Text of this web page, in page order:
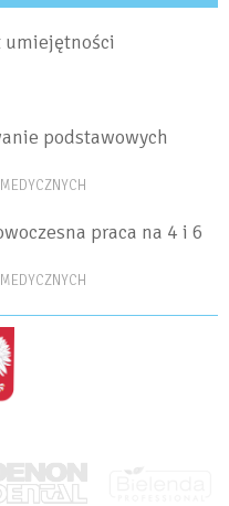
umiejętności
podstawowych
praca na 4 i 6